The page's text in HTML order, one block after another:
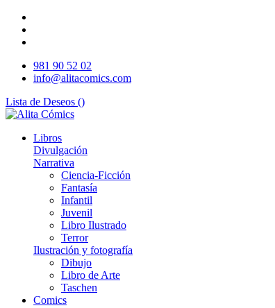
981 90 52 02
info@alitacomics.com
Lista de Deseos ()
Libros
Divulgación
Narrativa
Ciencia-Ficción
Fantasía
Infantil
Juvenil
Libro Ilustrado
Terror
Ilustración y fotografía
Dibujo
Libro de Arte
Taschen
Comics